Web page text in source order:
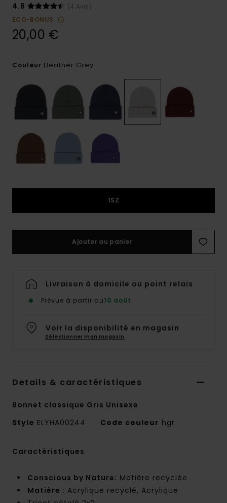
4.8
(4 Avis)
ECO-BONUS
20,00 €
Couleur Heather Grey
1SZ
Ajouter au panier
Livraison à domicile ou point relais
Prévue à partir du10 août
Voir la disponibilité en magasin
Sélectionner mon magasin
Details & caractéristiques
Bonnet classique Gris Unisexe
Style ELYHA00244 Code couleur hgr
Caractéristiques
Conscious by Nature: Matière recyclée
Matière : Acrylique recyclé, Acrylique